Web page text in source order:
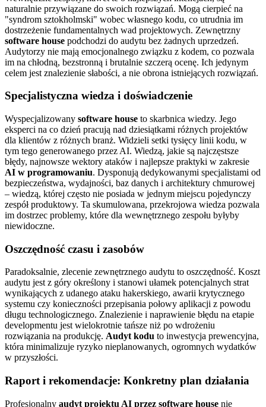
naturalnie przywiązane do swoich rozwiązań. Mogą cierpieć na
"syndrom sztokholmski" wobec własnego kodu, co utrudnia im
dostrzeżenie fundamentalnych wad projektowych. Zewnętrzny
software house podchodzi do audytu bez żadnych uprzedzeń.
Audytorzy nie mają emocjonalnego związku z kodem, co pozwala
im na chłodną, bezstronną i brutalnie szczerą ocenę. Ich jedynym
celem jest znalezienie słabości, a nie obrona istniejących rozwiązań.
Specjalistyczna wiedza i doświadczenie
Wyspecjalizowany software house to skarbnica wiedzy. Jego
eksperci na co dzień pracują nad dziesiątkami różnych projektów
dla klientów z różnych branż. Widzieli setki tysięcy linii kodu, w
tym tego generowanego przez AI. Wiedzą, jakie są najczęstsze
błędy, najnowsze wektory ataków i najlepsze praktyki w zakresie
AI w programowaniu. Dysponują dedykowanymi specjalistami od
bezpieczeństwa, wydajności, baz danych i architektury chmurowej
– wiedzą, której często nie posiada w jednym miejscu pojedynczy
zespół produktowy. Ta skumulowana, przekrojowa wiedza pozwala
im dostrzec problemy, które dla wewnętrznego zespołu byłyby
niewidoczne.
Oszczędność czasu i zasobów
Paradoksalnie, zlecenie zewnętrznego audytu to oszczędność. Koszt
audytu jest z góry określony i stanowi ułamek potencjalnych strat
wynikających z udanego ataku hakerskiego, awarii krytycznego
systemu czy konieczności przepisania połowy aplikacji z powodu
długu technologicznego. Znalezienie i naprawienie błędu na etapie
developmentu jest wielokrotnie tańsze niż po wdrożeniu
rozwiązania na produkcję. Audyt kodu to inwestycja prewencyjna,
która minimalizuje ryzyko nieplanowanych, ogromnych wydatków
w przyszłości.
Raport i rekomendacje: Konkretny plan działania
Profesjonalny audyt projektu AI przez software house nie